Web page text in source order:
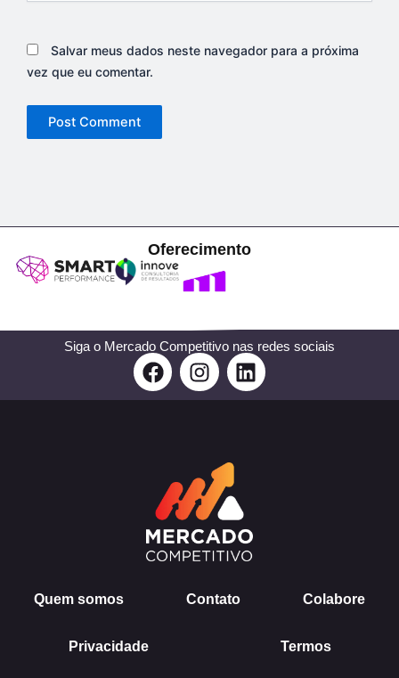
Salvar meus dados neste navegador para a próxima
vez que eu comentar.
Oferecimento
Siga o Mercado Competitivo nas redes sociais
F
a
c
o
k
I
n
s
g
r
a
m
L
i
n
Quem somos Contato Colabore
Privacidade Termos